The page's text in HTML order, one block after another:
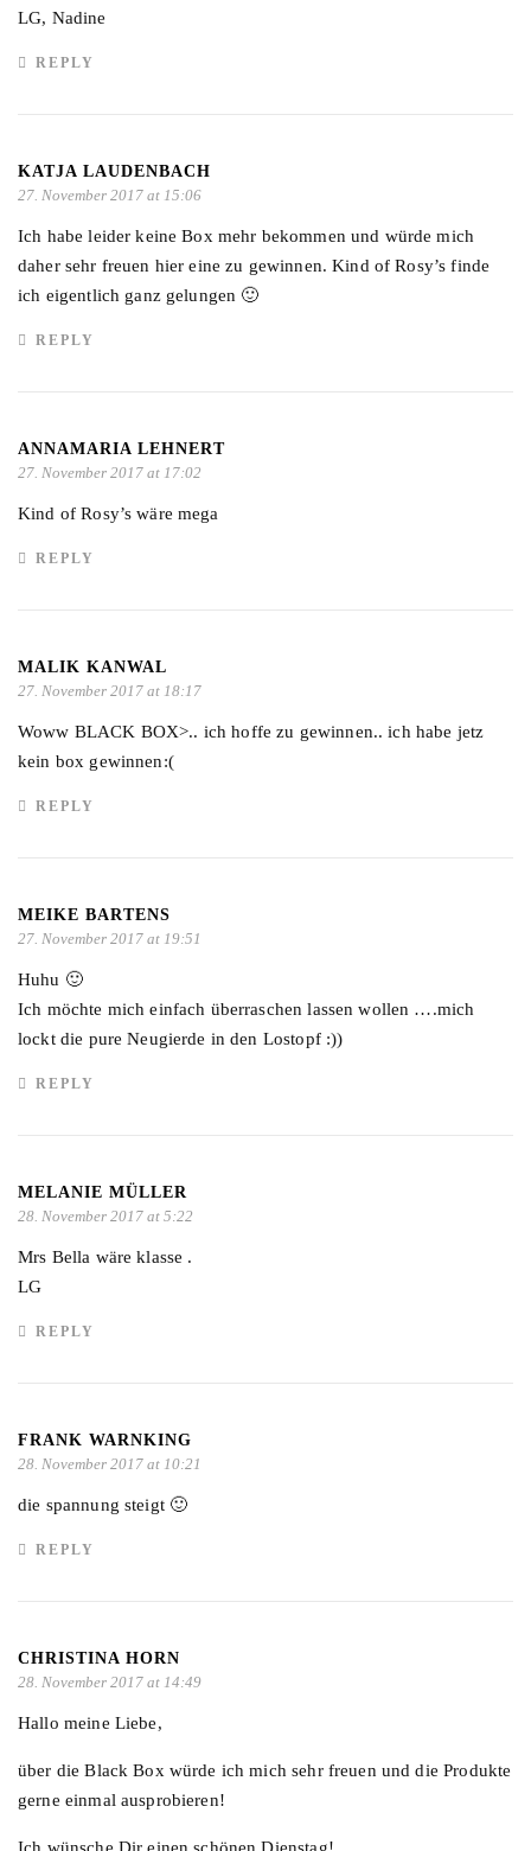
LG, Nadine
REPLY
KATJA LAUDENBACH
27. November 2017 at 15:06
Ich habe leider keine Box mehr bekommen und würde mich
daher sehr freuen hier eine zu gewinnen. Kind of Rosy’s finde
ich eigentlich ganz gelungen 🙂
REPLY
ANNAMARIA LEHNERT
27. November 2017 at 17:02
Kind of Rosy’s wäre mega
REPLY
MALIK KANWAL
27. November 2017 at 18:17
Woww BLACK BOX>.. ich hoffe zu gewinnen.. ich habe jetz
kein box gewinnen:(
REPLY
MEIKE BARTENS
27. November 2017 at 19:51
Huhu 🙂
Ich möchte mich einfach überraschen lassen wollen ….mich
lockt die pure Neugierde in den Lostopf :))
REPLY
MELANIE MÜLLER
28. November 2017 at 5:22
Mrs Bella wäre klasse .
LG
REPLY
FRANK WARNKING
28. November 2017 at 10:21
die spannung steigt 🙂
REPLY
CHRISTINA HORN
28. November 2017 at 14:49
Hallo meine Liebe,
über die Black Box würde ich mich sehr freuen und die Produkte
gerne einmal ausprobieren!
Ich wünsche Dir einen schönen Dienstag!